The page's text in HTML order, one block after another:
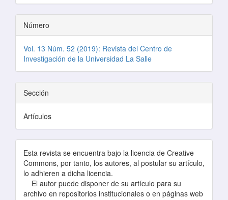
Número
Vol. 13 Núm. 52 (2019): Revista del Centro de
Investigación de la Universidad La Salle
Sección
Artículos
Esta revista se encuentra bajo la licencia de Creative
Commons, por tanto, los autores, al postular su artículo,
lo adhieren a dicha licencia.
El autor puede disponer de su artículo para su
archivo en repositorios institucionales o en páginas web